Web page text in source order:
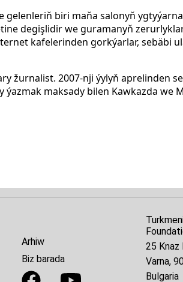
biri maňa salonyň
degişlidir we guramanyň
kafelerinden gorkýarlar, sebäbi
žurnalist. 2007-nji ýylyň aprelinden
maksady bilen Kawkazda we
Arhiw
Biz barada
25 Knaz
Varna,
Bulgaria